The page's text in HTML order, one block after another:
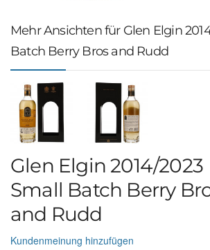
Mehr Ansichten für Glen Elgin
Batch Berry Bros and Rudd
Glen Elgin 2014/2023
Small Batch Berry
and Rudd
Kundenmeinung hinzufügen